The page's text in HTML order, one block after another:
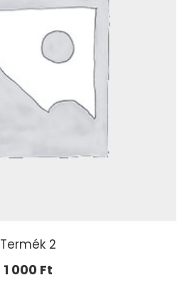
Termék 2
1 000 Ft